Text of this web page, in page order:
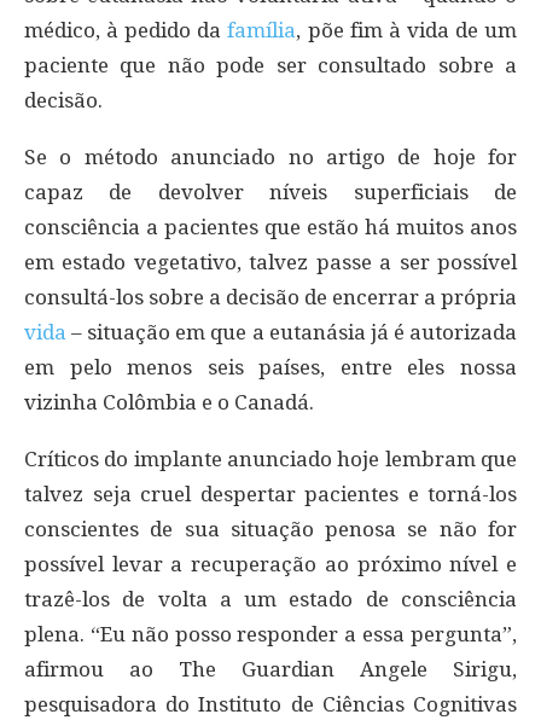
médico, à pedido dafamília, põe fim à vida de um
paciente que não pode ser consultado sobre a
decisão.
Se o método anunciado no artigo de hoje for
capaz de devolver níveis superficiais de
consciência a pacientes que estão há muitos anos
em estado vegetativo, talvez passe a ser possível
consultá-los sobre a decisão de encerrar a própria
vida– situação em que a eutanásia já é autorizada
em pelo menos seis países, entre eles nossa
vizinha Colômbia e o Canadá.
Críticos do implante anunciado hoje lembram que
talvez seja cruel despertar pacientes e torná-los
conscientes de sua situação penosa se não for
possível levar a recuperação ao próximo nível e
trazê-los de volta a um estado de consciência
plena. “Eu não posso responder a essa pergunta”,
afirmou ao The Guardian Angele Sirigu,
pesquisadora do Instituto de Ciências Cognitivas